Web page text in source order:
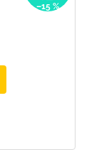
–15 %